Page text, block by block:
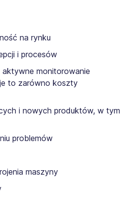
na rynku
i procesów
monitorowanie
to zarówno koszty
i nowych produktów, w tym
problemów
maszyny